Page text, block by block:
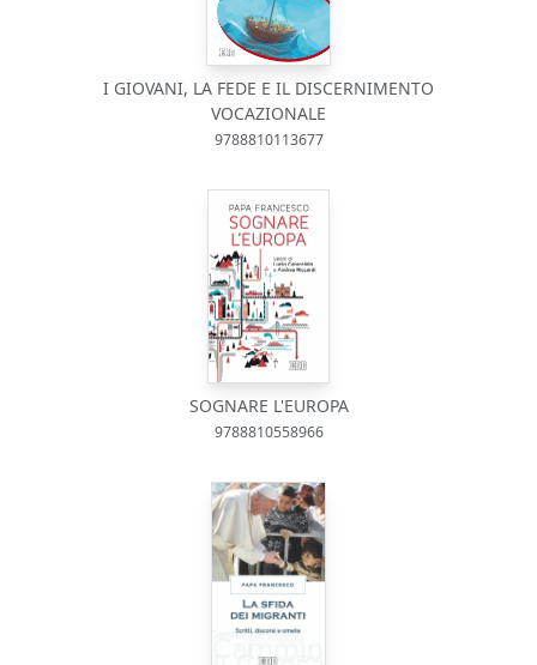
I GIOVANI, LA FEDE E IL DISCERNIMENTO
VOCAZIONALE
9788810113677
SOGNARE L'EUROPA
9788810558966